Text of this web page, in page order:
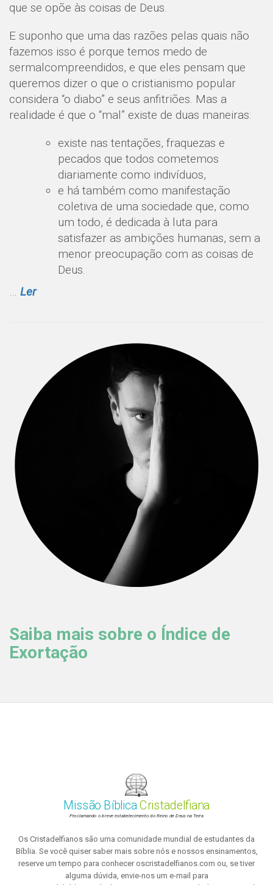
que se opõe às coisas de Deus.
E suponho que uma das razões pelas quais não
fazemos isso é porque temos medo de
sermalcompreendidos, e que eles pensam que
queremos dizer o que o cristianismo popular
considera “o diabo” e seus anfitriões. Mas a
realidade é que o “mal” existe de duas maneiras:
existe nas tentações, fraquezas e
pecados que todos cometemos
diariamente como indivíduos,
e há também como manifestação
coletiva de uma sociedade que, como
um todo, é dedicada à luta para
satisfazer as ambições humanas, sem a
menor preocupação com as coisas de
Deus.
… Ler
Saiba mais sobre o Índice de
Exortação
Missão BíblicaCristadelfiana
Proclamando o breve estabelecimento do Reino de Deus na Terra
Os Cristadelfianos são uma comunidade mundial de estudantes da
Bíblia. Se você quiser saber mais sobre nós e nossos ensinamentos,
reserve um tempo para conhecer oscristadelfianos.com ou, se tiver
alguma dúvida, envie-nos um e-mail para